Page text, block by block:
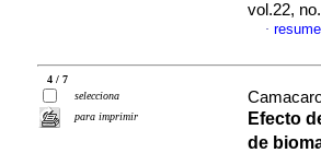
vol.22,
·
4 / 7
selecciona
para imprimir
Efecto
de